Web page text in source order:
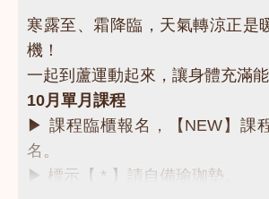
寒露至、霜降臨，天氣轉涼正是
機！
一起到蘆運動起來，讓身體充滿能
10月單月課程
▶ 課程臨櫃報名，【NEW】課
名。
▶ 標示【 * 】請自備瑜珈墊。